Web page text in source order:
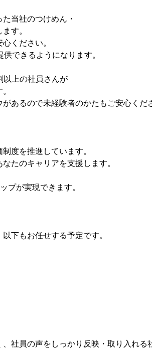
当社のつけめん・
す。
ください。
できるようになります。
以上の社員さんが
あるので未経験者のかたもご安心くだ
度を推進しています。
たのキャリアを支援します。
プが実現できます。
下もお任せする予定です。
社員の声をしっかり反映・取り入れる